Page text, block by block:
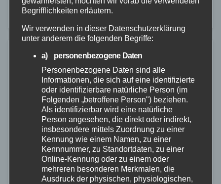
alarmiert. An der Einsatzstelle stellten die Kräfte
Begrifflichkeiten erläutern.
Wir verwenden in dieser Datenschutzerklärung
unter anderem die folgenden Begriffe:
a) personenbezogene Daten
Personenbezogene Daten sind alle
Informationen, die sich auf eine identifizierte
oder identifizierbare natürliche Person (im
Folgenden „betroffene Person") beziehen.
Als identifizierbar wird eine natürliche
Person angesehen, die direkt oder indirekt,
insbesondere mittels Zuordnung zu einer
Kennung wie einem Namen, zu einer
Kennnummer, zu Standortdaten, zu einer
Online-Kennung oder zu einem oder
mehreren besonderen Merkmalen, die
Ausdruck der physischen, physiologischen,